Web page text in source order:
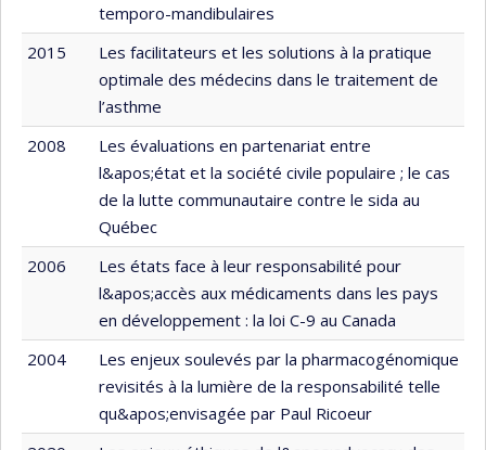
temporo-mandibulaires
2015
Les facilitateurs et les solutions à la pratique
optimale des médecins dans le traitement de
l’asthme
2008
Les évaluations en partenariat entre
l&apos;état et la société civile populaire ; le cas
de la lutte communautaire contre le sida au
Québec
2006
Les états face à leur responsabilité pour
l&apos;accès aux médicaments dans les pays
en développement : la loi C-9 au Canada
2004
Les enjeux soulevés par la pharmacogénomique
revisités à la lumière de la responsabilité telle
qu&apos;envisagée par Paul Ricoeur